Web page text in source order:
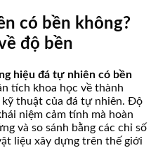
có bền không?
độ bền
hiệu đá tự nhiên có bền
tích khoa học về thành
kỹ thuật của đá tự nhiên. Độ
niệm cảm tính mà hoàn
và so sánh bằng các chỉ số
liệu xây dựng trên thế giới